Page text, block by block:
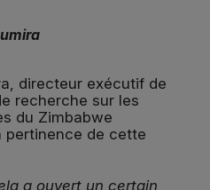
directeur exécutif de
recherche sur les
du Zimbabwe
pertinence de cette
a ouvert un certain